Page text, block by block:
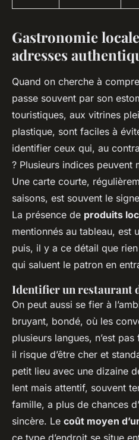
Gastronomie
adresses
Quand on cherche à
passe souvent par son
touristiques, aux vitrines
plastique, sont faciles à
identifier ceux qui, au
? Plusieurs indices peuvent
Une carte courte,
saisons, est souvent le
La présence de produits
mentionnés au tableau, est
puis, il y a ce détail que
qui saluent le patron en
Identifier un restaurant
On peut aussi se fier à
bruyant, bondé, où les
plusieurs langues, n’est
il risque d’être cher et
petit lieu avec une dizaine
lent mais attentif, souvent
famille, a plus de chances
sincère. Le coût moyen
ce type d’endroit se situe